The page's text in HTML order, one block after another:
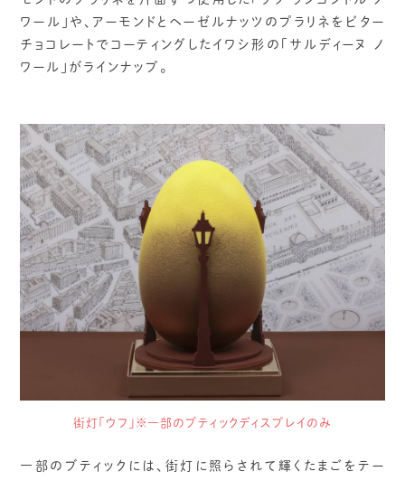
ワール」や、アーモンドとヘーゼルナッツのプラリネをビター
チョコレートでコーティングしたイワシ形の「サルディーヌ ノ
ワール」がラインナップ。
街灯「ウフ」※一部のブティックディスプレイのみ
一部のブティックには、街灯に照らされて輝くたまごをテー